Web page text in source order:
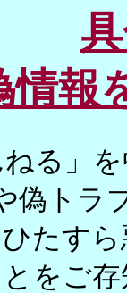
情報
る」
偽トラ
たす
とをご